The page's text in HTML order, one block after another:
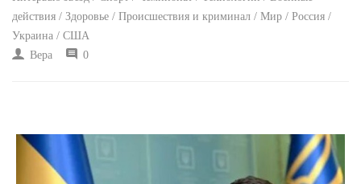
ВОЕННЫЕ ДЕЙСТВИЯ
ПРОИСШЕСТВИЯ
действия / Здоровье / Происшествия и криминал / Мир / Россия /
Украина / США
Вера
0